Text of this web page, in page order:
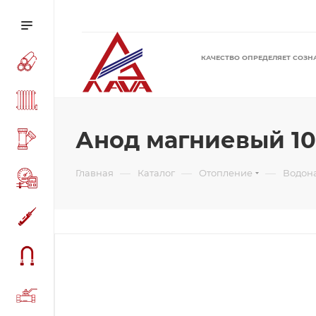
КАЧЕСТВО ОПРЕДЕЛЯЕТ
Анод магниевый
Главная — Каталог — Отопление —